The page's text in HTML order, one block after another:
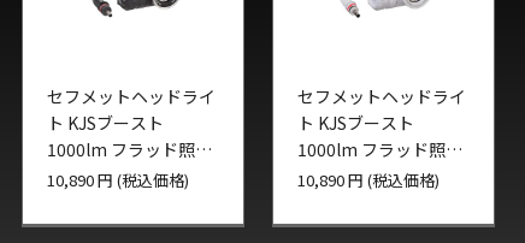
セフメットヘッドライ
ト KJSブースト
1000lm フラッド照射
ユニット
10,890 円 (税込価格)
セフメットヘッドライ
ト KJSブースト
1000lm フラッド照射
ユニットホワイト
10,890 円 (税込価格)